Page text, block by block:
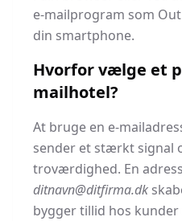
e-mailprogram som
din smartphone.
Hvorfor vælge et
mailhotel?
At bruge en e-
sender et stærkt signal
troværdighed. En
ditnavn@ditfirma.dk
bygger tillid hos kunder